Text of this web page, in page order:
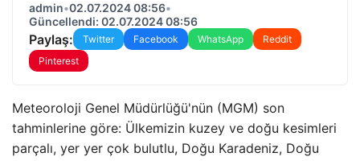
admin•02.07.2024 08:56•
Güncellendi: 02.07.2024 08:56
Paylaş: Twitter Facebook WhatsApp
Reddit
Pinterest
Meteoroloji Genel Müdürlüğü'nün (MGM) son
tahminlerine göre: Ülkemizin kuzey ve doğu kesimleri
parçalı, yer yer çok bulutlu, Doğu Karadeniz, Doğu